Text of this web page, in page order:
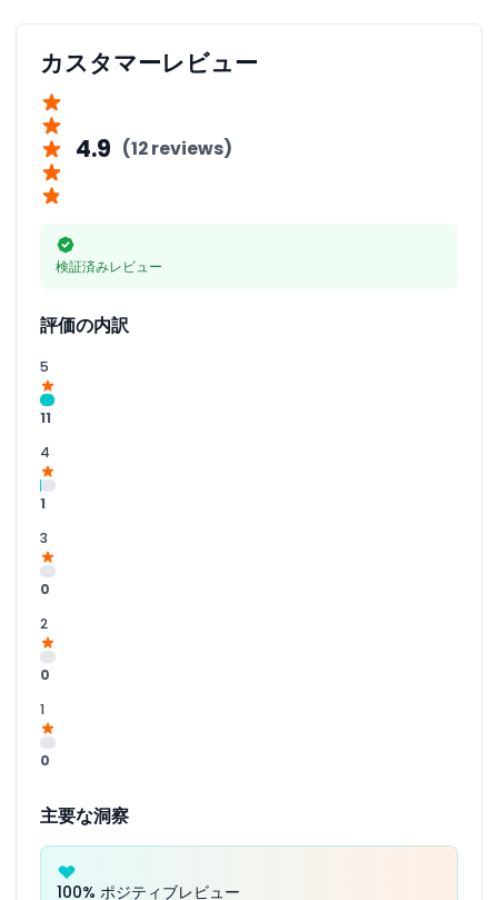
カスタマーレビュー
4.9 (12 reviews)
検証済みレビュー
評価の内訳
5
11
4
1
3
0
2
0
1
0
主要な洞察
100% ポジティブレビュー